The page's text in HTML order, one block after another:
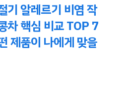
기 알레르기 비염 작
차 핵심 비교 TOP 7
제품이 나에게 맞을